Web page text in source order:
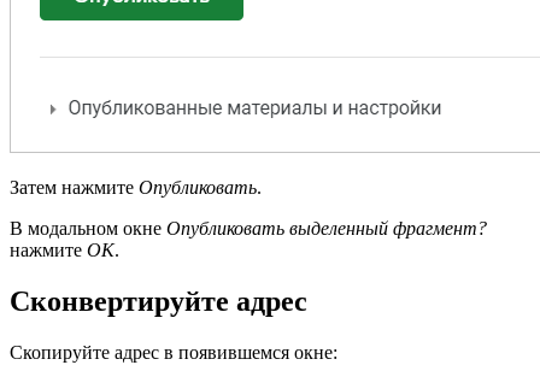
Затем нажмите Опубликовать.
В модальном окне Опубликовать выделенный фрагмент?
нажмите ОК.
Сконвертируйте адрес
Скопируйте адрес в появившемся окне: